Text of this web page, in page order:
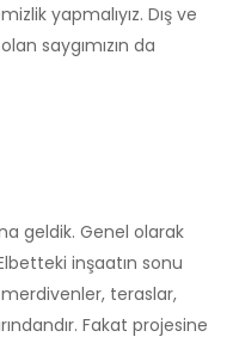
yapmalıyız. Dış ve
saygımızın da
geldik. Genel olarak
inşaatın sonu
teraslar,
Fakat projesine